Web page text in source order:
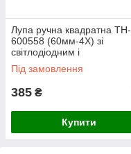
Лупа ручна квадратна TH-
600558 (60мм-4Х) зі
світлодіодним і
ультрафіолетової
підсвічуванням
Під замовлення
385 ₴
Купити